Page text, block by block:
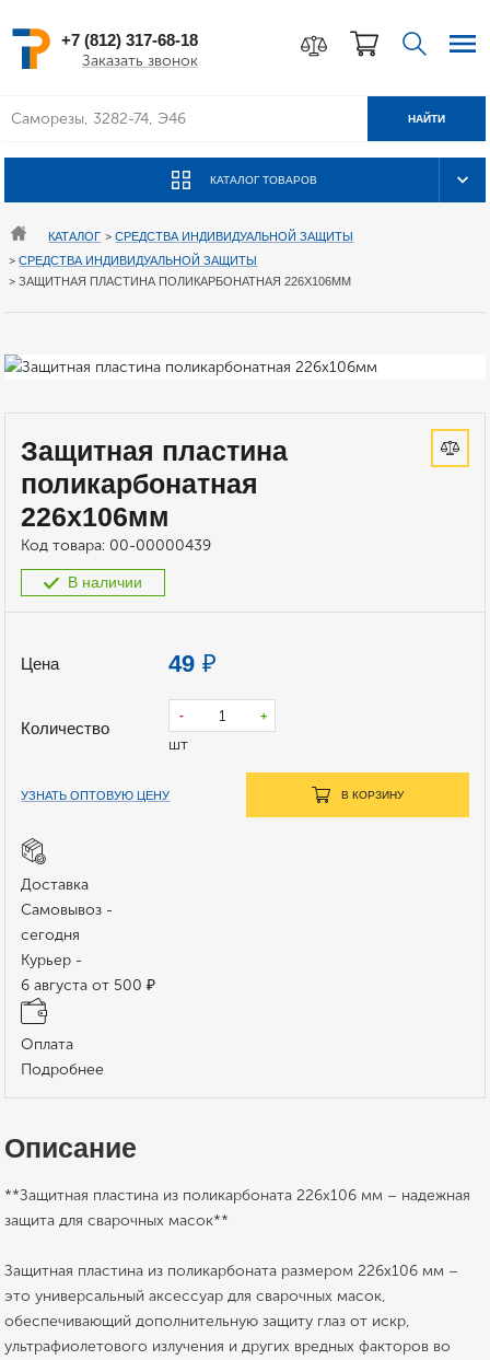
+7 (812) 317-68-18
Заказать звонок
КАТАЛОГ ТОВАРОВ
НАЙТИ
КАТАЛОГ >СРЕДСТВА ИНДИВИДУАЛЬНОЙ ЗАЩИТЫ
>СРЕДСТВА ИНДИВИДУАЛЬНОЙ ЗАЩИТЫ
>ЗАЩИТНАЯ ПЛАСТИНА ПОЛИКАРБОНАТНАЯ 226Х106ММ
Защитная пластина
поликарбонатная
226х106мм
Код товара: 00-00000439
В наличии
Цена 49 ₽
Количество
- +
шт
УЗНАТЬ ОПТОВУЮ ЦЕНУ В КОРЗИНУ
Доставка
Самовывоз -
сегодня
Курьер -
6 августа от 500 ₽
Оплата
Подробнее
Описание
**Защитная пластина из поликарбоната 226х106 мм – надежная
защита для сварочных масок**
Защитная пластина из поликарбоната размером 226х106 мм –
это универсальный аксессуар для сварочных масок,
обеспечивающий дополнительную защиту глаз от искр,
ультрафиолетового излучения и других вредных факторов во